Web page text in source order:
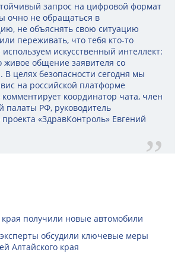
запрос на цифровой формат
очно не обращаться в
не объяснять свою ситуацию
переживать, что тебя кто-то
искусственный интеллект:
общение заявителя со
В целях безопасности сегодня мы
на российской платформе
координатор чата, член
палаты РФ, руководитель
«ЗдравКонтроль» Евгений
получили новые автомобили
обсудили ключевые меры
Алтайского края